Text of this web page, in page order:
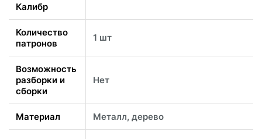
Калибр
Количество
патронов
1 шт
Возможность
разборки и
сборки
Нет
Материал Металл, дерево